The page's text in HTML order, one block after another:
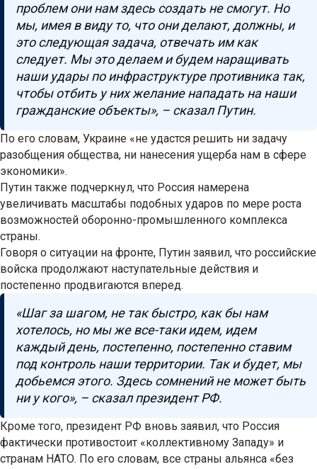
проблем они нам здесь создать не смогут. Но
мы, имея в виду то, что они делают, должны, и
это следующая задача, отвечать им как
следует. Мы это делаем и будем наращивать
наши удары по инфраструктуре противника так,
чтобы отбить у них желание нападать на наши
гражданские объекты», – сказал Путин.
По его словам, Украине «не удастся решить ни задачу
разобщения общества, ни нанесения ущерба нам в сфере
экономики».
Путин также подчеркнул, что Россия намерена
увеличивать масштабы подобных ударов по мере роста
возможностей оборонно-промышленного комплекса
страны.
Говоря о ситуации на фронте, Путин заявил, что российские
войска продолжают наступательные действия и
постепенно продвигаются вперед.
«Шаг за шагом, не так быстро, как бы нам
хотелось, но мы же все-таки идем, идем
каждый день, постепенно, постепенно ставим
под контроль наши территории. Так и будет, мы
добьемся этого. Здесь сомнений не может быть
ни у кого», – сказал президент РФ.
Кроме того, президент РФ вновь заявил, что Россия
фактически противостоит «коллективному Западу» и
странам НАТО. По его словам, все страны альянса «без